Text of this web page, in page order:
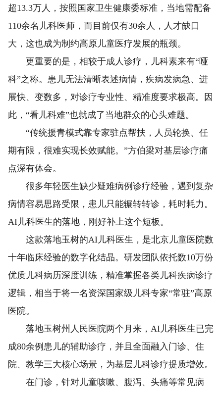
超13.3万人，按照国家卫生健康委标准，当地需配备
110余名儿科医师，而目前仅有30余人，人才缺口
大，这也成为制约高原儿童医疗发展的瓶颈。
更重要的是，相较于成人诊疗，儿科素来有“哑
科”之称。患儿无法清晰表述病情，疾病发病急、进
展快、变数多，对诊疗专业性、精准度要求极高。因
此，“看儿科难”也就成了当地群众的心头难题。
“传统援青模式靠专家驻点帮扶，人员轮换、任
期有限，很难实现长效赋能。”方伯梁对基层诊疗痛
点深有体会。
很多年轻医生缺少疑难病例诊疗经验，遇到复杂
病情容易思路受限，患儿只能辗转转诊，耗时耗力。
AI儿科医生的落地，刚好补上这个短板。
这款落地玉树的AI儿科医生，是北京儿童医院数
十年临床经验的数字化结晶。研发团队依托数10万份
优质儿科病历深度训练，精准掌握各类儿科疾病诊疗
逻辑，相当于将一名资深国家级儿科专家“常驻”高原
医院。
落地玉树州人民医院两个月来，AI儿科医生已完
成80余例患儿的辅助诊疗，并且全面融入门诊、住
院、教学三大核心场景，为基层儿科诊疗提质增效。
在门诊，针对儿童咳嗽、腹泻、头痛等常见病